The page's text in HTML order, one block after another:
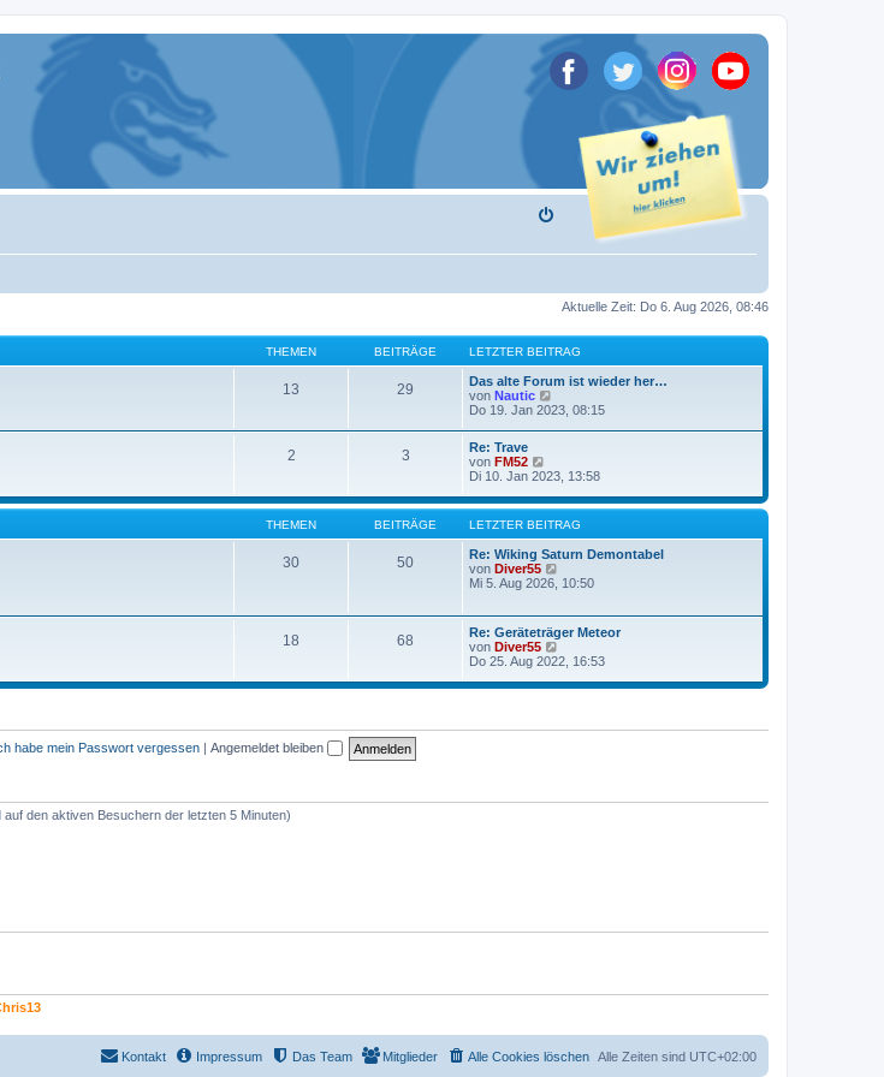
Aktuelle Zeit: Do 6. Aug 2026, 08:46
THEMEN BEITRÄGE LETZTER BEITRAG
13 29
Das alte Forum ist wieder her…
von Nautic
e
e
e
r
B
e
i
t
r
a
Do 19. Jan 2023, 08:15
2 3
Re: Trave
von FM52
e
e
s
t
e
r
B
e
t
r
a
g
Di 10. Jan 2023, 13:58
THEMEN BEITRÄGE LETZTER BEITRAG
30 50
Re: Wiking Saturn Demontabel
von Diver55
e
t
e
r
B
Mi 5. Aug 2026, 10:50
18 68
Re: Geräteträger Meteor
von Diver55
e
e
e
t
Do 25. Aug 2022, 16:53
habe mein Passwort vergessen | Angemeldet bleiben
den aktiven Besuchern der letzten 5 Minuten)
Alle Zeiten sind UTC+02:00
Alle Cookies löschen
Mitglieder
Das Team
Impressum
Kontakt